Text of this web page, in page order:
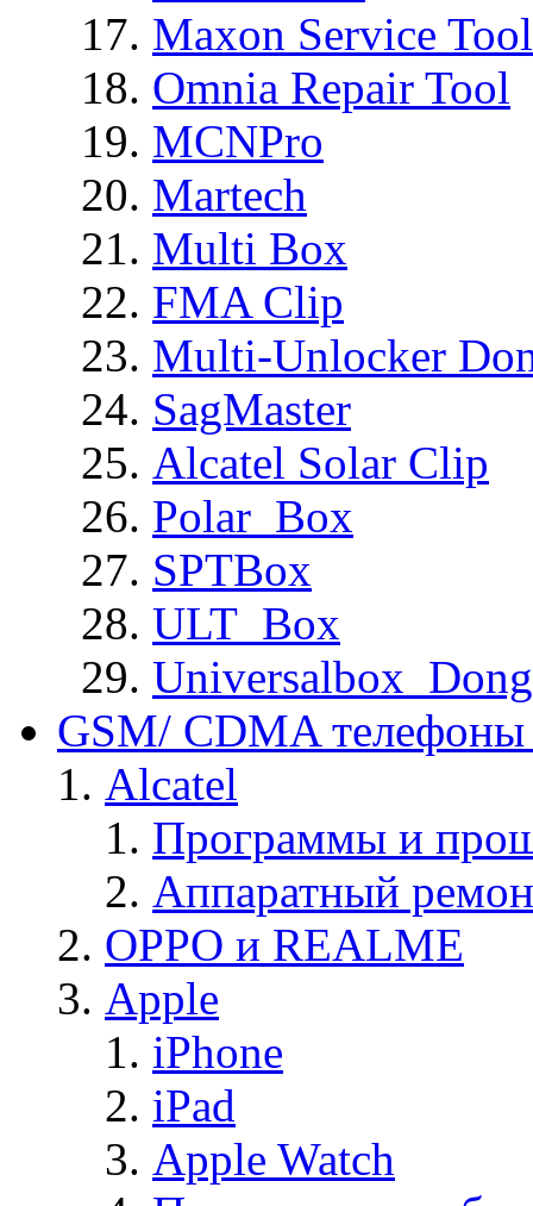
Maxon Service
Omnia Repair Tool
MCNPro
Martech
Multi Box
FMA Clip
Multi-Unlocker
SagMaster
Alcatel Solar Clip
Polar_Box
SPTBox
ULT_Box
GSM/ CDMA
Alcatel
Программы и
Аппаратный
OPPO и REALME
Apple
iPhone
iPad
Apple Watch